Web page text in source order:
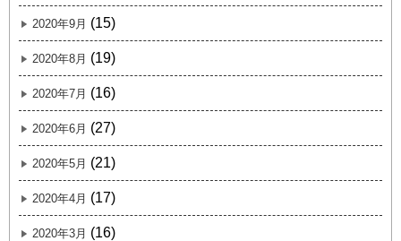
2020年9月 (15)
2020年8月 (19)
2020年7月 (16)
2020年6月 (27)
2020年5月 (21)
2020年4月 (17)
2020年3月 (16)